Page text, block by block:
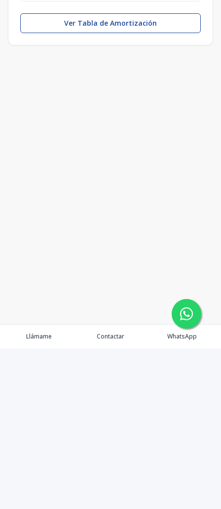
Ver Tabla de Amortización
Llámame Contactar WhatsApp